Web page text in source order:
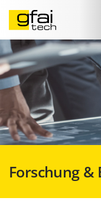
Forschung &